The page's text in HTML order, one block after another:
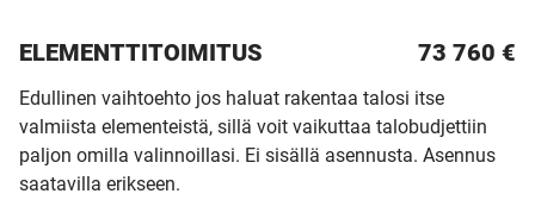
ELEMENTTITOIMITUS 73 760 €
Edullinen vaihtoehto jos haluat rakentaa talosi itse
valmiista elementeistä, sillä voit vaikuttaa talobudjettiin
paljon omilla valinnoillasi. Ei sisällä asennusta. Asennus
saatavilla erikseen.